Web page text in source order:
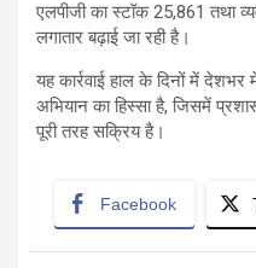
एलपीजी का स्टॉक 25,861 तथा
लगातार बढ़ाई जा रही है।
यह कार्रवाई हाल के दिनों में
अभियान का हिस्सा है, जिसमें
पूरी तरह सक्रिय है।
Facebook